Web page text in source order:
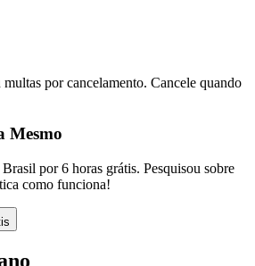
por cancelamento. Cancele quando
Mesmo
por 6 horas grátis. Pesquisou sobre
como funciona!